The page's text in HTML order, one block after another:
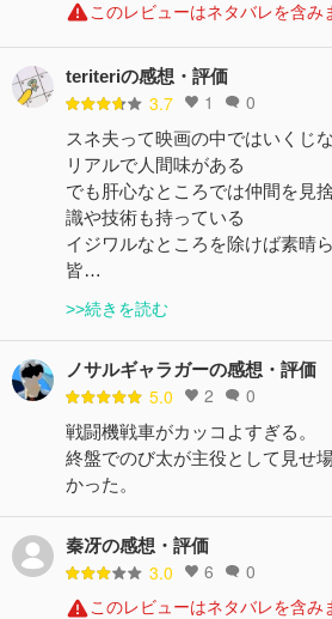
このレビューはネタバレを含み
teriteriの感想・評価
3.7 1 0
スネ夫って映画の中ではいくじ
リアルで人間味がある
でも肝心なところでは仲間を見
識や技術も持っている
イジワルなところを除けば素晴
皆…
>>続きを読む
ノサルギャラガーの感想・評価
5.0 2 0
戦闘機戦車がカッコよすぎる。
終盤でのび太が主役として見せ
かった。
秦冴の感想・評価
3.0 6 0
このレビューはネタバレを含み